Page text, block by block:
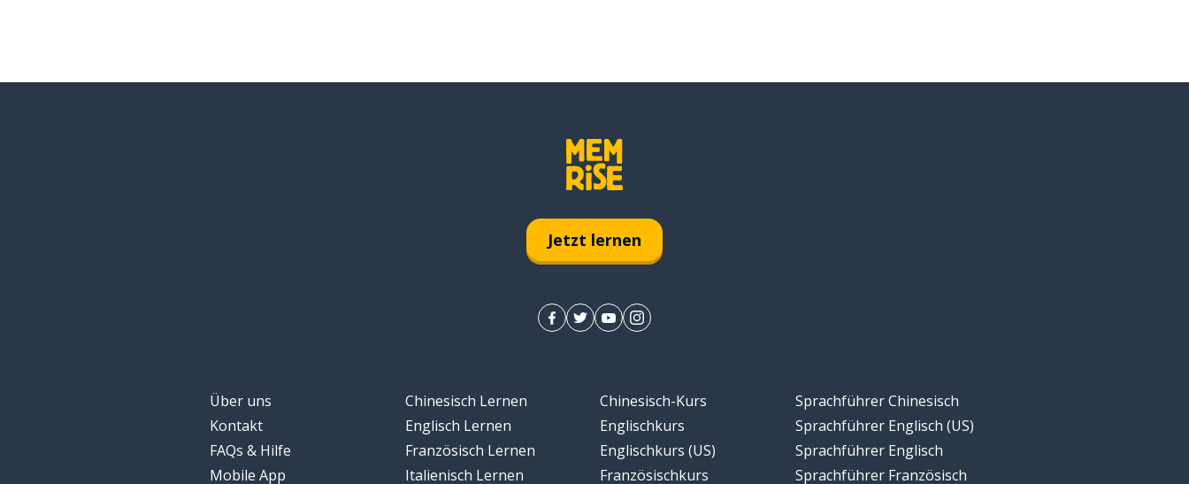
Jetzt lernen
Über uns
Kontakt
FAQs & Hilfe
Mobile App
Chinesisch Lernen
Englisch Lernen
Französisch Lernen
Italienisch Lernen
Chinesisch-Kurs
Englischkurs
Englischkurs (US)
Französischkurs
Sprachführer Chinesisch
Sprachführer Englisch (US)
Sprachführer Englisch
Sprachführer Französisch